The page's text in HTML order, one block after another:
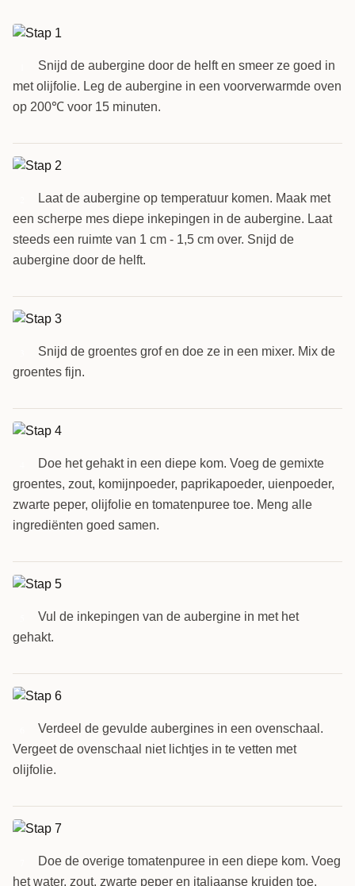
Snijd de aubergine door de helft en smeer ze goed in
met olijfolie. Leg de aubergine in een voorverwarmde oven
op 200℃ voor 15 minuten.
Laat de aubergine op temperatuur komen. Maak met
een scherpe mes diepe inkepingen in de aubergine. Laat
steeds een ruimte van 1 cm - 1,5 cm over. Snijd de
aubergine door de helft.
Snijd de groentes grof en doe ze in een mixer. Mix de
groentes fijn.
Doe het gehakt in een diepe kom. Voeg de gemixte
groentes, zout, komijnpoeder, paprikapoeder, uienpoeder,
zwarte peper, olijfolie en tomatenpuree toe. Meng alle
ingrediënten goed samen.
Vul de inkepingen van de aubergine in met het
gehakt.
Verdeel de gevulde aubergines in een ovenschaal.
Vergeet de ovenschaal niet lichtjes in te vetten met
olijfolie.
Doe de overige tomatenpuree in een diepe kom. Voeg
het water, zout, zwarte peper en italiaanse kruiden toe.